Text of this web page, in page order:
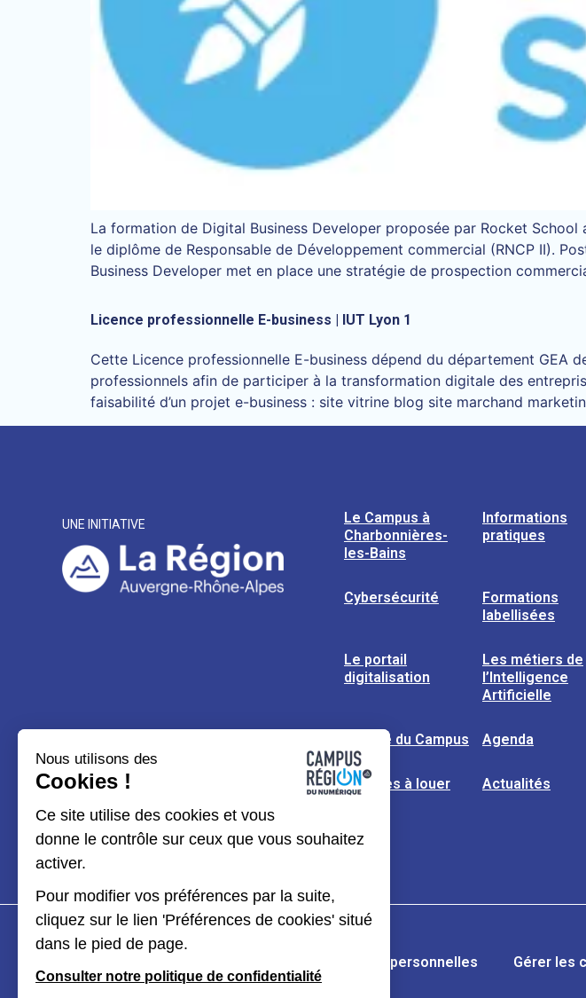
La formation de Digital Business Developer proposée par Rocket School
le diplôme de Responsable de Développement commercial (RNCP II).
Business Developer met en place une stratégie de prospection
Licence professionnelle E-business | IUT Lyon 1
Cette Licence professionnelle E-business dépend du département GEA
professionnels afin de participer à la transformation digitale des
faisabilité d’un projet e-business : site vitrine blog site marchand
UNE INITIATIVE
Le Campus à
Charbonnières-
les-Bains
Informations
pratiques
Cybersécurité
Formations
labellisées
Le portail
digitalisation
Les métiers de
l’Intelligence
Artificielle
L’usine du Campus Agenda
Espaces à louer Actualités
Données personnelles Gérer les
Nous utilisons des
Cookies !
Ce site utilise des cookies et vous
donne le contrôle sur ceux que vous souhaitez
activer.
Pour modifier vos préférences par la suite,
cliquez sur le lien 'Préférences de cookies' situé
dans le pied de page.
Consulter notre politique de confidentialité